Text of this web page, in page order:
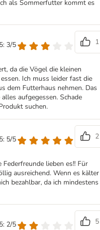
als Sommerfutter kommt es
3/5
1
da die Vögel die kleinen
Ich muss leider fast die
dem Futterhaus nehmen. Das
aufgegessen. Schade
suchen.
5/5
2
lieben es!! Für
ausreichend. Wenn es kälter
bezahlbar, da ich mindestens
2/5 5